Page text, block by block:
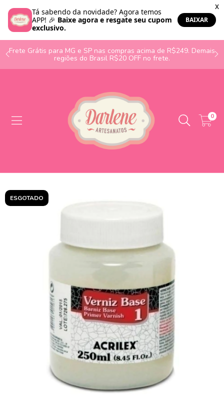
Frete Grátis para MG e SP nas compras acima de R$249. Demais
regiões do Brasil R$20 OFF no frete.
0
ESGOTADO